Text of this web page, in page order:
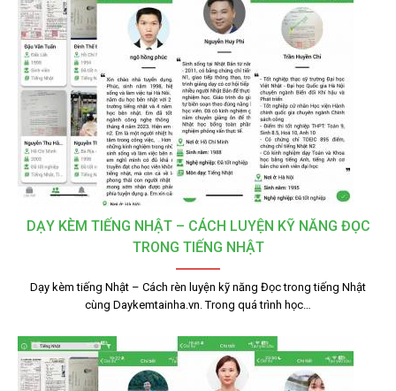
DẠY KÈM TIẾNG NHẬT – CÁCH LUYỆN KỸ NĂNG ĐỌC
TRONG TIẾNG NHẬT
Dạy kèm tiếng Nhật – Cách rèn luyện kỹ năng Đọc trong tiếng Nhật
cùng Daykemtainha.vn. Trong quá trình học…